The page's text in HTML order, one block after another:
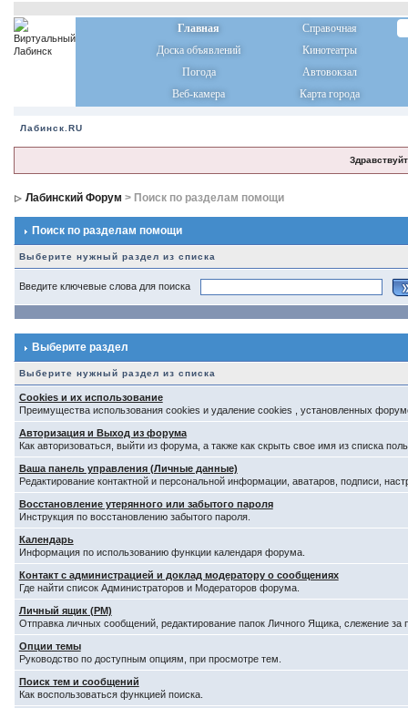
Главная
Справочная
Доска объявлений
Кинотеатры
Погода
Автовокзал
Веб-камера
Карта города
Лабинск.RU
Лабинский Форум > Поиск по разделам помощи
Поиск по разделам помощи
Выберите нужный раздел из списка
Введите ключевые слова для поиска
Выберите раздел
Выберите нужный раздел из списка
Cookies и их использование
Преимущества использования cookies и удаление cookies , установленных
Авторизация и Выход из форума
Как авторизоваться, выйти из форума, а также как скрыть свое имя из списка
Ваша панель управления (Личные данные)
Редактирование контактной и персональной информации, аватаров, подписи,
Восстановление утерянного или забытого пароля
Инструкция по восстановлению забытого пароля.
Календарь
Информация по использованию функции календаря форума.
Контакт с администрацией и доклад модератору о сообщениях
Где найти список Администраторов и Модераторов форума.
Личный ящик (PM)
Отправка личных сообщений, редактирование папок Личного Ящика, слежение
Опции темы
Руководство по доступным опциям, при просмотре тем.
Поиск тем и сообщений
Как воспользоваться функцией поиска.